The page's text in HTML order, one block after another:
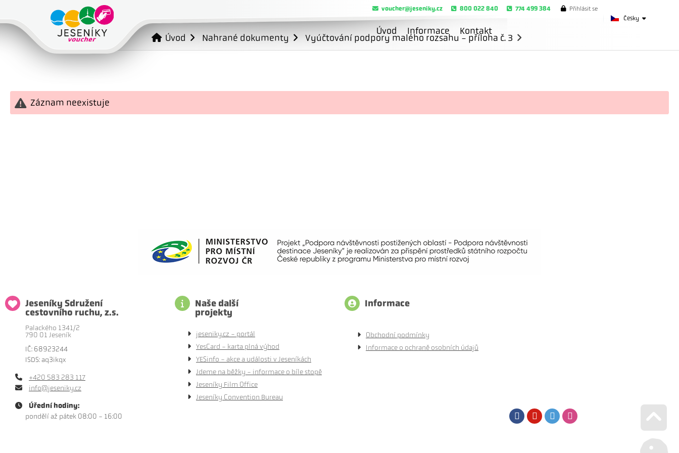
Česky
voucher@jeseniky.cz 800 022 840 774 499 384 Přihlásit se
Úvod Informace Kontakt
Úvod Nahrané dokumenty Vyúčtování podpory malého rozsahu - příloha č. 3
Záznam neexistuje
Jeseníky Sdružení
cestovního ruchu, z.s.
Palackého 1341/2
790 01 Jeseník
IČ: 68923244
ISDS: aq3ikqx
+420 583 283 117
info@jeseniky.cz
Úřední hodiny:
pondělí až pátek 08:00 - 16:00
Naše další
projekty
jeseniky.cz - portál
YesCard - karta plná výhod
YESinfo - akce a události v Jeseníkách
Jdeme na běžky - informace o bíle stopě
Jeseníky Film Office
Jeseníky Convention Bureau
Informace
Obchodní podmínky
Informace o ochraně osobních údajů
FacebookYoutubeTwitter
Go